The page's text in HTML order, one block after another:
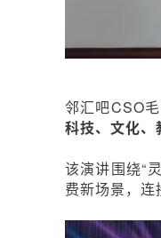
邻汇吧CSO
科技、文化、
该演讲围绕“
费新场景，连